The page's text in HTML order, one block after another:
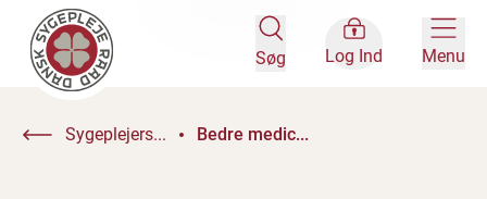
Søg Log Ind Menu
Sygeplejers... Bedre medic...